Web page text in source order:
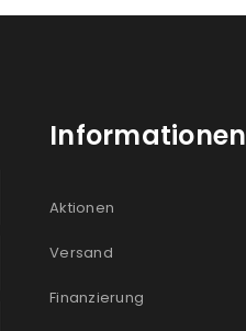
Informationen
Aktionen
Versand
Finanzierung